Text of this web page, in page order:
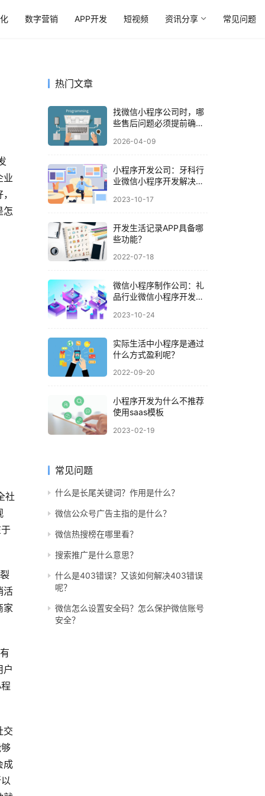
数字营销 APP开发 短视频 资讯分享 常见问题
业
怎
社
活
家
户
交
成
热门文章
找微信小程序公司时，哪
些售后问题必须提前确
2026-04-09
小程序开发公司：牙科行
业微信小程序开发解决方
2023-10-17
开发生活记录APP具备哪
些功能？
2022-07-18
微信小程序制作公司：礼
品行业微信小程序开发解
2023-10-24
实际生活中小程序是通过
什么方式盈利呢？
2022-09-20
小程序开发为什么不推荐
使用saas模板
2023-02-19
常见问题
什么是长尾关键词？作用是什么？
微信公众号广告主指的是什么？
微信热搜榜在哪里看？
搜索推广是什么意思？
什么是403错误？又该如何解决403错误
呢？
微信怎么设置安全码？怎么保护微信账号
安全？